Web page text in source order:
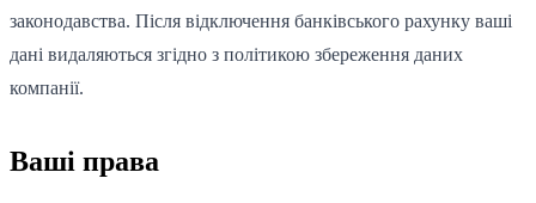
законодавства. Після відключення банківського рахунку ваші
дані видаляються згідно з політикою збереження даних
компанії.
Ваші права